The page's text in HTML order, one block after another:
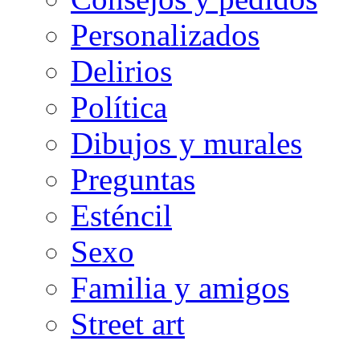
Personalizados
Delirios
Política
Dibujos y murales
Preguntas
Esténcil
Sexo
Familia y amigos
Street art